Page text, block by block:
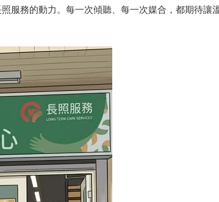
服務的動力。每一次傾聽、每一次媒合，都期待讓